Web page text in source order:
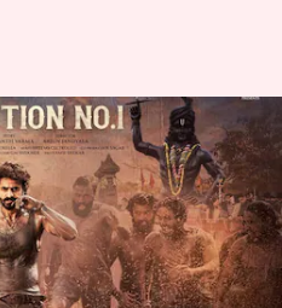
వీడియో: మీసం
మేనల్లుడు
04:03 pm